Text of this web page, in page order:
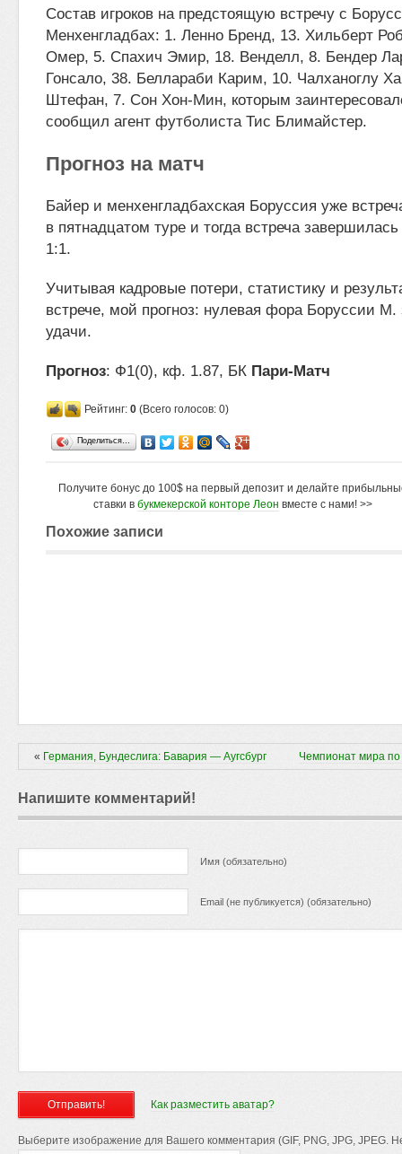
Состав игроков на предстоящую встречу с
Менхенгладбах: 1. Ленно Бренд, 13. Хильберт
Омер, 5. Спахич Эмир, 18. Венделл, 8. Бендер
Гонсало, 38. Беллараби Карим, 10. Чалханоглу
Штефан, 7. Сон Хон-Мин, которым
сообщил агент футболиста Тис Блимайстер.
Прогноз на матч
Байер и менхенгладбахская Боруссия уже
в пятнадцатом туре и тогда встреча
1:1.
Учитывая кадровые потери, статистику и
встрече, мой прогноз: нулевая фора Боруссии
удачи.
Прогноз: Ф1(0), кф. 1.87, БК Пари-Матч
Рейтинг: 0 (Всего голосов: 0)
Поделиться…
Получите бонус до 100$ на первый депозит и делайте
ставки в букмекерской конторе Леон вместе с нами! >>
Похожие записи
« Германия, Бундеслига: Бавария — Аугсбург Чемпионат мира
Напишите комментарий!
Имя (обязательно)
Email (не публикуется) (обязательно)
Как разместить аватар?
Выберите изображение для Вашего комментария (GIF, PNG, JPG, JPEG.